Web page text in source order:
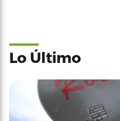
Lo Último